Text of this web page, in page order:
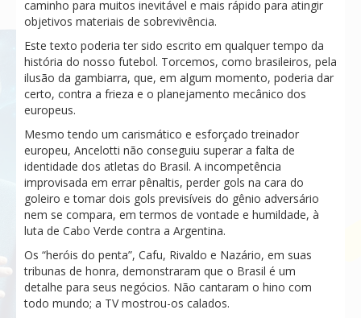
caminho para muitos inevitável e mais rápido para atingir
objetivos materiais de sobrevivência.
Este texto poderia ter sido escrito em qualquer tempo da
história do nosso futebol. Torcemos, como brasileiros, pela
ilusão da gambiarra, que, em algum momento, poderia dar
certo, contra a frieza e o planejamento mecânico dos
europeus.
Mesmo tendo um carismático e esforçado treinador
europeu, Ancelotti não conseguiu superar a falta de
identidade dos atletas do Brasil. A incompetência
improvisada em errar pênaltis, perder gols na cara do
goleiro e tomar dois gols previsíveis do gênio adversário
nem se compara, em termos de vontade e humildade, à
luta de Cabo Verde contra a Argentina.
Os “heróis do penta”, Cafu, Rivaldo e Nazário, em suas
tribunas de honra, demonstraram que o Brasil é um
detalhe para seus negócios. Não cantaram o hino com
todo mundo; a TV mostrou-os calados.